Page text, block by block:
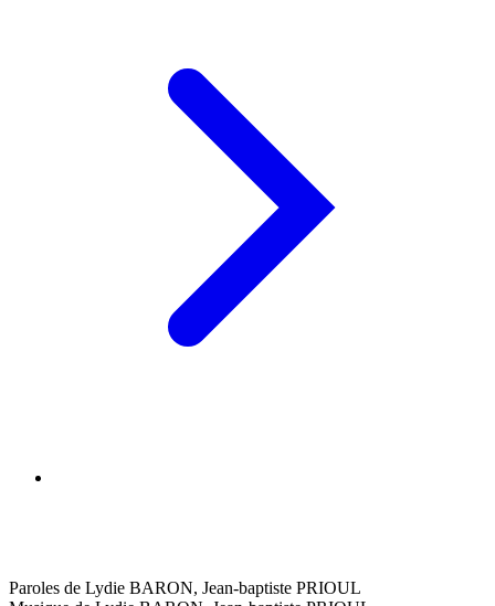
Paroles de Lydie BARON, Jean-baptiste PRIOUL